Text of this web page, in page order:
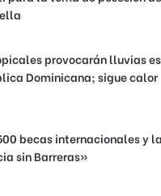
provocarán lluvias
Dominicana; sigue calor
becas internacionales y
sin Barreras»